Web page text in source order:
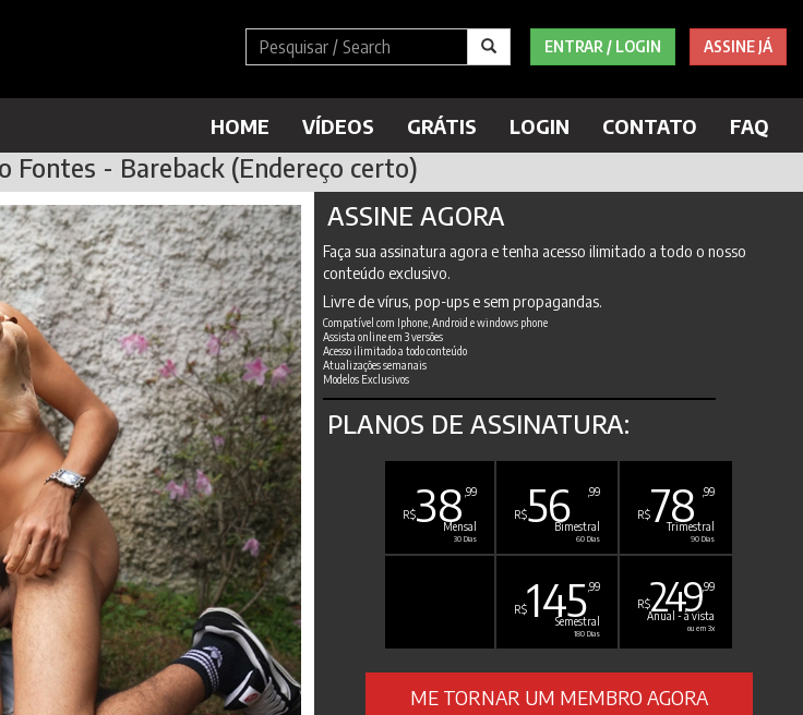
ENTRAR / LOGIN ASSINE JÁ
HOME VÍDEOS GRÁTIS LOGIN CONTATO FAQ
Fontes - Bareback (Endereço certo)
ASSINE AGORA
Faça sua assinatura agora e tenha acesso ilimitado a todo o nosso
conteúdo exclusivo.
Livre de vírus, pop-ups e sem propagandas.
Compatível com Iphone, Android e windows phone
Assista online em 3 versões
Acesso ilimitado a todo conteúdo
Atualizações semanais
Modelos Exclusivos
PLANOS DE ASSINATURA:
R$38 ,99
Mensal
30 Dias
R$56 ,99
Bimestral
60 Dias
R$78 ,99
Trimestral
90 Dias
R$145,99
Semestral
180 Dias
R$249,99
Anual - à vista
ou em 3x
ME TORNAR UM MEMBRO AGORA